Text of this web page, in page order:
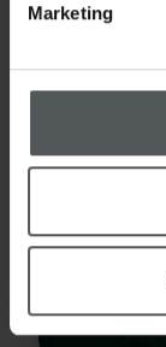
Marketing